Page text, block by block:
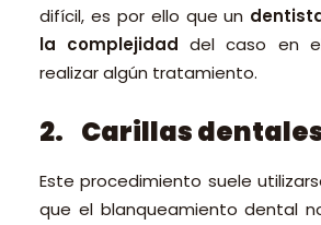
difícil, es por ello que un
la complejidad del caso en
realizar algún tratamiento.
2. Carillas
Este procedimiento suele
que el blanqueamiento dental